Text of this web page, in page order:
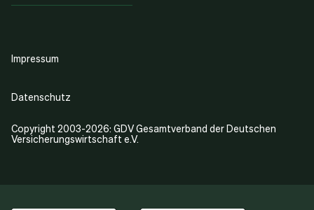
Copyright 2003-2026: GDV Gesamtverband der Deutschen
Versicherungswirtschaft e.V.
Impressum
Datenschutz